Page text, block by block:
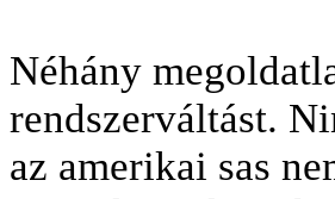
Néhány
rendszerváltást.
az amerikai sas